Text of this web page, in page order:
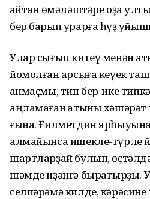
ҡайтҡан ɵмəлəштəре оҙаҡ
бер барып урарға һүҙ
Улар сығып китеү менəн
йомолған ҡарсыға кеүек
ҡанмаҫмы, тип бер-ике
аңламаған ҡатыны
ғына. Ғилметдин
алмайынса ишекле-түрле
шартларҙай булып,
шəмде иҙəнгə
селпəрəмə килде, кəрəсине